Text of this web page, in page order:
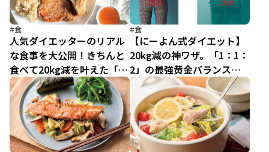
#食
人気ダイエッターのリアル
な食事を大公開！きちんと
食べて20kg減を叶えた「に
ーよん式」最強メソッドの
秘密
#食
【にーよん式ダイエット】
20kg減の神ワザ。「1：1：
2」の最強黄金バランスで
無理なくスッキリ！